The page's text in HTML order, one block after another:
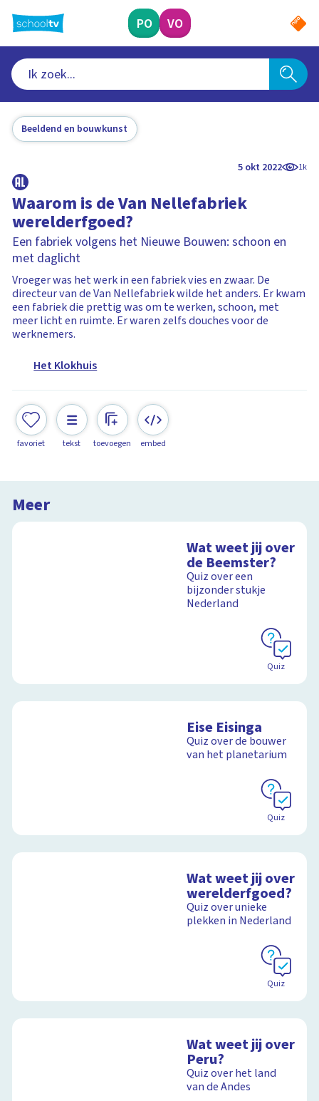
naar
hoofdinhoud
PO VO
Beeldend en bouwkunst
5 okt 2022 1k
Waarom is de Van Nellefabriek
werelderfgoed?
Een fabriek volgens het Nieuwe Bouwen: schoon en
met daglicht
Vroeger was het werk in een fabriek vies en zwaar. De
directeur van de Van Nellefabriek wilde het anders. Er kwam
een fabriek die prettig was om te werken, schoon, met
meer licht en ruimte. Er waren zelfs douches voor de
werknemers.
Het Klokhuis
favoriet tekst toevoegen embed
Meer
Wat weet jij over
de Beemster?
Quiz over een
bijzonder stukje
Nederland
Quiz
Eise Eisinga
Quiz over de bouwer
van het planetarium
Quiz
Wat weet jij over
werelderfgoed?
Quiz over unieke
plekken in Nederland
Quiz
Wat weet jij over
Peru?
Quiz over het land
van de Andes